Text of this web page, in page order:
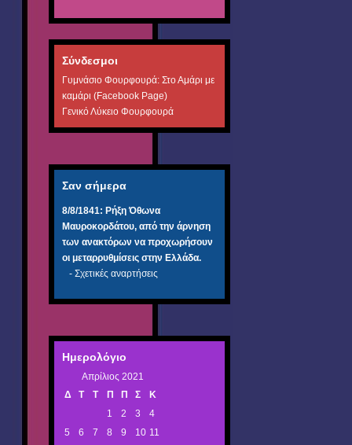
Σύνδεσμοι
Γυμνάσιο Φουρφουρά: Στο Αμάρι με
καμάρι (Facebook Page)
Γενικό Λύκειο Φουρφουρά
Σαν σήμερα
8/8/1841: Ρήξη Όθωνα 
Μαυροκορδάτου, από την άρνηση
των ανακτόρων να προχωρήσουν
οι μεταρρυθμίσεις στην Ελλάδα.
- Σχετικές αναρτήσεις
Ημερολόγιο
Απρίλιος 2021
Δ
Τ Τ Π Π Σ
Κ
1
2 3
4
5
6 7 8 9 10 11